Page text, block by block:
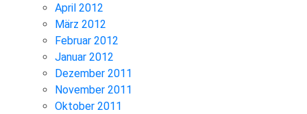
April 2012
März 2012
Februar 2012
Januar 2012
Dezember 2011
November 2011
Oktober 2011